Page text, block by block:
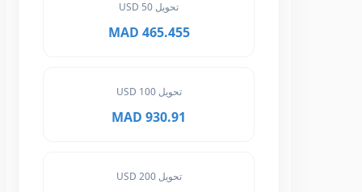
465.455 MAD
تحويل 100 USD
930.91 MAD
تحويل 200 USD